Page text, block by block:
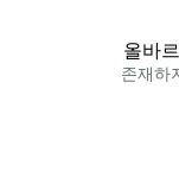
올바
존재하